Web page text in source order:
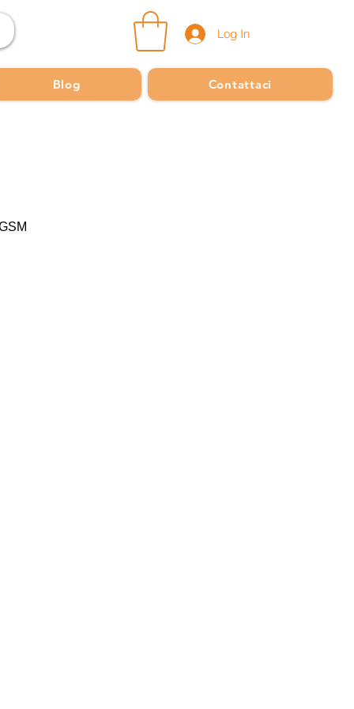
Log In
Blog Contattaci